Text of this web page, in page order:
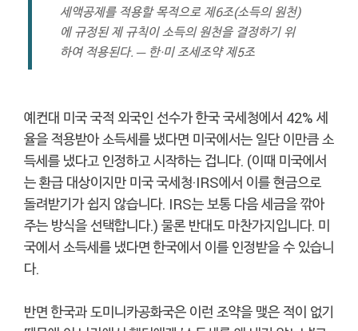
세액공제를 적용할 목적으로 제6조(소득의 원천)
에 규정된 제 규칙이 소득의 원천을 결정하기 위
하여 적용된다. ─ 한·미 조세조약 제5조
예컨대 미국 국적 외국인 선수가 한국 국세청에서 42% 세
율을 적용받아 소득세를 냈다면 미국에서는 일단 이만큼 소
득세를 냈다고 인정하고 시작하는 겁니다. (이때 미국에서
는 환급 대상이지만 미국 국세청·IRS에서 이를 현금으로
돌려받기가 쉽지 않습니다. IRS는 보통 다음 세금을 깎아
주는 방식을 선택합니다.) 물론 반대도 마찬가지입니다. 미
국에서 소득세를 냈다면 한국에서 이를 인정받을 수 있습니
다.
반면 한국과 도미니카공화국은 이런 조약을 맺은 적이 없기